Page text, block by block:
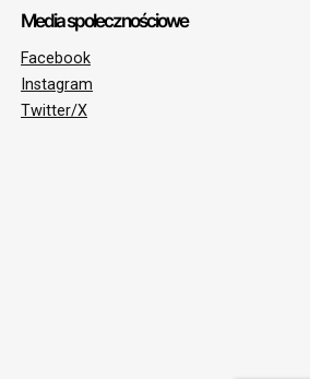
Media społecznościowe
Facebook
Instagram
Twitter/X